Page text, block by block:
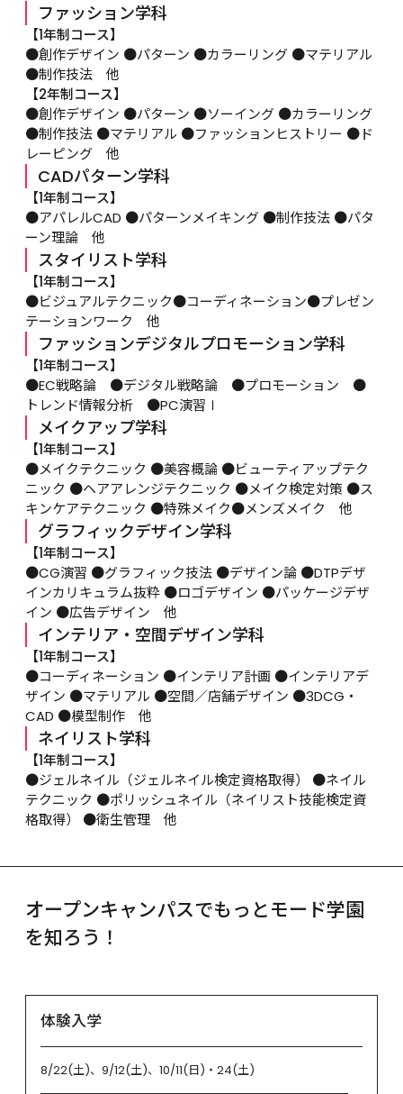
ファッション学科
【1年制コース】
●創作デザイン ●パターン ●カラーリング ●マテリアル
●制作技法　他
【2年制コース】
●創作デザイン ●パターン ●ソーイング ●カラーリング
●制作技法 ●マテリアル ●ファッションヒストリー ●ド
レーピング　他
CADパターン学科
【1年制コース】
●アパレルCAD ●パターンメイキング ●制作技法 ●パタ
ーン理論　他
スタイリスト学科
【1年制コース】
●ビジュアルテクニック●コーディネーション●プレゼン
テーションワーク　他
ファッションデジタルプロモーション学科
【1年制コース】
●EC戦略論　●デジタル戦略論　●プロモーション　●
トレンド情報分析　●PC演習Ⅰ
メイクアップ学科
【1年制コース】
●メイクテクニック ●美容概論 ●ビューティアップテク
ニック ●ヘアアレンジテクニック ●メイク検定対策 ●ス
キンケアテクニック ●特殊メイク●メンズメイク　他
グラフィックデザイン学科
【1年制コース】
●CG演習 ●グラフィック技法 ●デザイン論 ●DTPデザ
インカリキュラム抜粋 ●ロゴデザイン ●パッケージデザ
イン ●広告デザイン　他
インテリア・空間デザイン学科
【1年制コース】
●コーディネーション ●インテリア計画 ●インテリアデ
ザイン ●マテリアル ●空間／店舗デザイン ●3DCG・
CAD ●模型制作　他
ネイリスト学科
【1年制コース】
●ジェルネイル（ジェルネイル検定資格取得） ●ネイル
テクニック ●ポリッシュネイル（ネイリスト技能検定資
格取得） ●衛生管理　他
オープンキャンパスでもっとモード学園
を知ろう！
体験入学
8/22(土)、9/12(土)、10/11(日)・24(土)